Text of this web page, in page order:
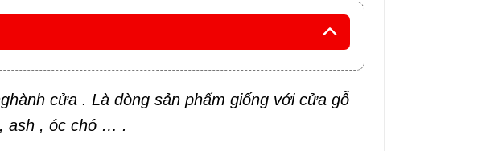
cửa . Là dòng sản phẩm giống với cửa gỗ
ash , óc chó … .